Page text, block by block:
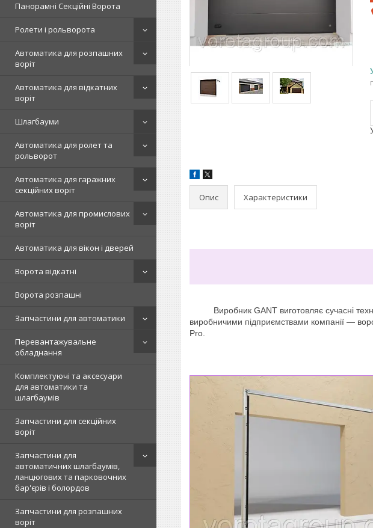
Панорамні Секційні Ворота
Ролети і рольворота
Автоматика для розпашних
воріт
Автоматика для відкатних
воріт
Шлагбауми
Автоматика для ролет та
рольворот
Автоматика для гаражних
секційних воріт
Автоматика для промислових
воріт
Автоматика для вікон і дверей
Ворота відкатні
Ворота розпашні
Запчастини для автоматики
Перевантажувальне
обладнання
Комплектуючі та аксесуари
для автоматики та
шлагбаумів
Запчастини для секційних
воріт
Запчастини для
автоматичних шлагбаумів,
ланцюгових та парковочних
бар'єрів і болордов
Запчастини для розпашних
воріт
Опис Характеристики
Виробник GANT виготовляє сучасні
виробничими підприємствами компанії —
Pro